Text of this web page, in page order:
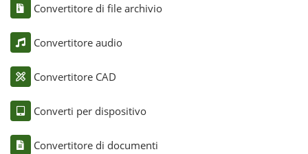
Convertitore di file archivio
Convertitore audio
Convertitore CAD
Converti per dispositivo
Convertitore di documenti